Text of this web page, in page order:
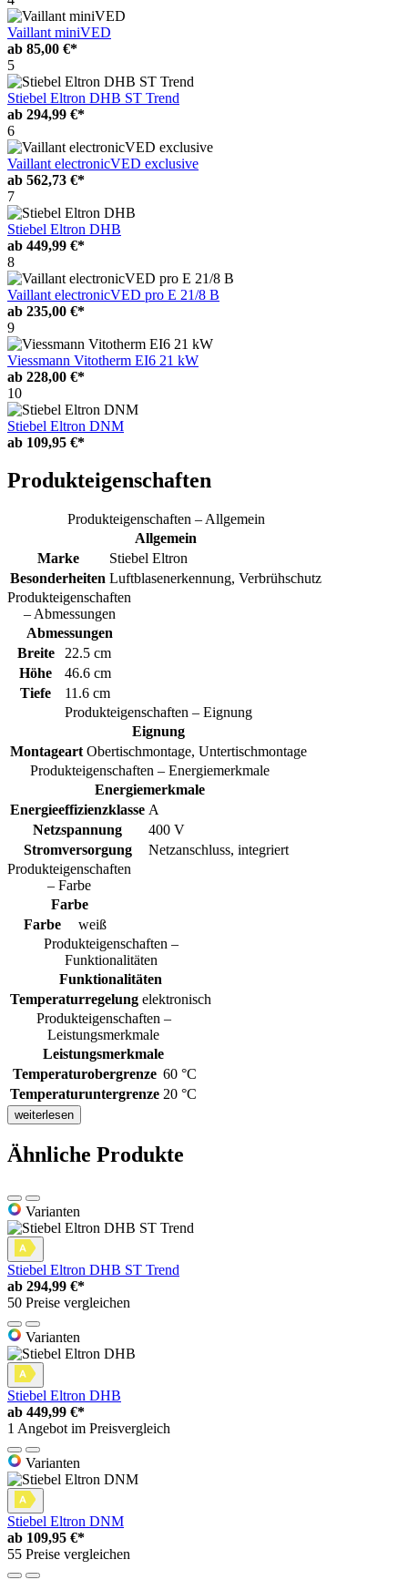
Vaillant miniVED
ab 85,00 €*
5
Stiebel Eltron DHB ST Trend
ab 294,99 €*
6
Vaillant electronicVED exclusive
ab 562,73 €*
7
Stiebel Eltron DHB
ab 449,99 €*
8
Vaillant electronicVED pro E 21/8 B
ab 235,00 €*
9
Viessmann Vitotherm EI6 21 kW
ab 228,00 €*
10
Stiebel Eltron DNM
ab 109,95 €*
Produkteigenschaften
Produkteigenschaften – Allgemein
Allgemein
Marke
Stiebel Eltron
Besonderheiten Luftblasenerkennung, Verbrühschutz
Produkteigenschaften
– Abmessungen
Abmessungen
Breite
22.5 cm
Höhe
46.6 cm
Tiefe
11.6 cm
Produkteigenschaften – Eignung
Eignung
Montageart Obertischmontage, Untertischmontage
Produkteigenschaften – Energiemerkmale
Energiemerkmale
Energieeffizienzklasse A
Netzspannung
400 V
Stromversorgung
Netzanschluss, integriert
Produkteigenschaften
– Farbe
Farbe
Farbe
weiß
Produkteigenschaften –
Funktionalitäten
Funktionalitäten
Temperaturregelung elektronisch
Produkteigenschaften –
Leistungsmerkmale
Leistungsmerkmale
Temperaturobergrenze 60 °C
Temperaturuntergrenze 20 °C
weiterlesen
Ähnliche Produkte
Varianten
Stiebel Eltron DHB ST Trend
ab 294,99 €*
50 Preise vergleichen
Varianten
Stiebel Eltron DHB
ab 449,99 €*
1 Angebot im Preisvergleich
Varianten
Stiebel Eltron DNM
ab 109,95 €*
55 Preise vergleichen